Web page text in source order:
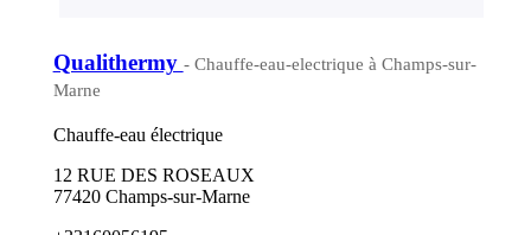
Qualithermy - Chauffe-eau-electrique à Champs-sur-
Marne
Chauffe-eau électrique
12 RUE DES ROSEAUX
77420 Champs-sur-Marne